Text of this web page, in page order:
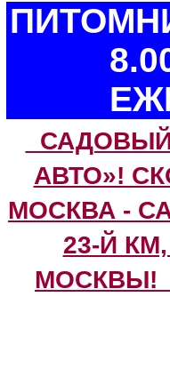
АВТО»!
МОСКВА -
23-Й
МОСКВЫ!